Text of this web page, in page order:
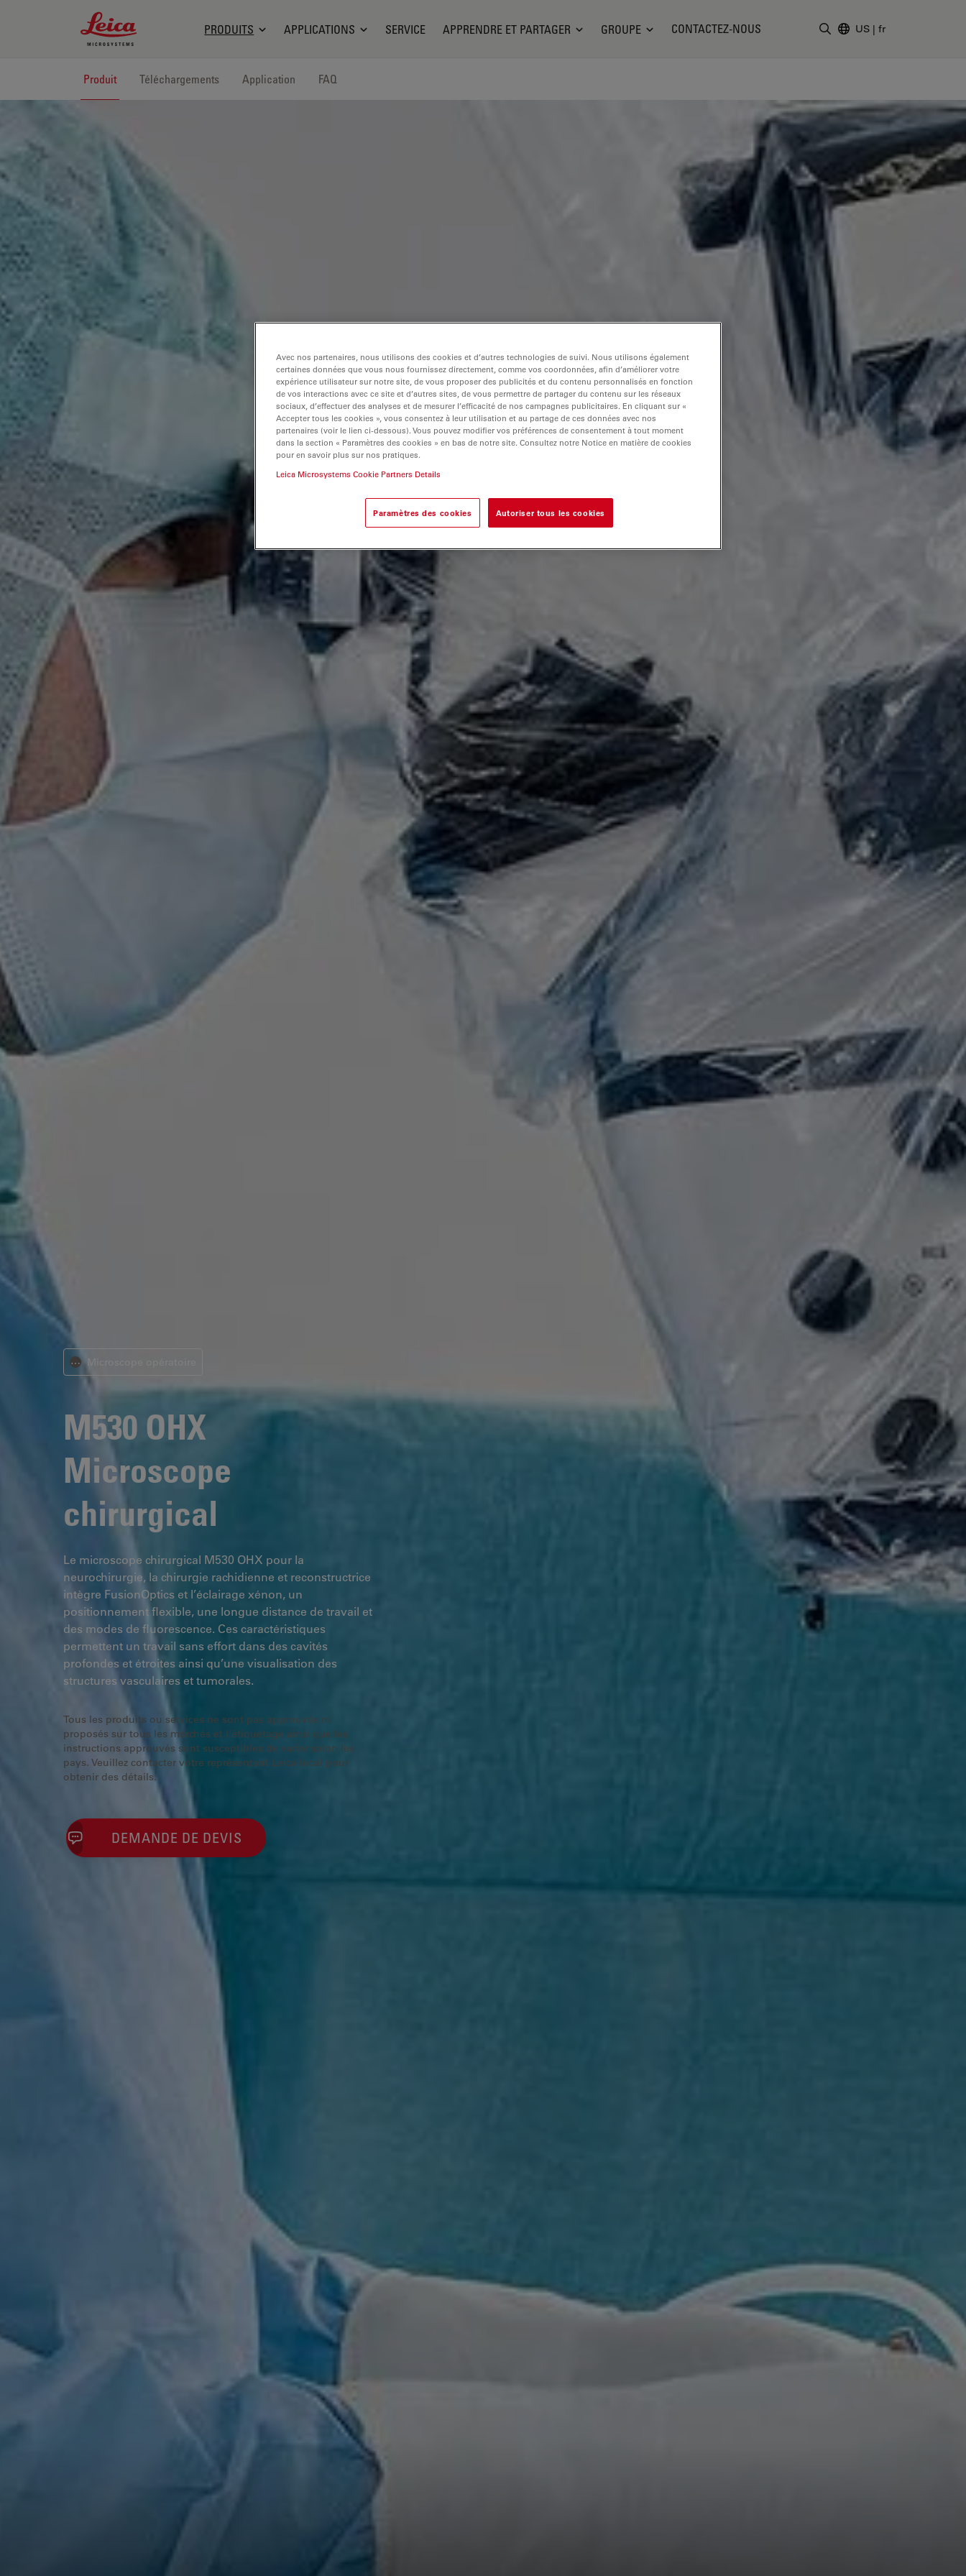
Leica Microsystems Logo
PRODUITS APPLICATIONS SERVICE APPRENDRE ET PARTAGER GROUPE CONTACTEZ-NOUS US | fr
Produit Téléchargements Application FAQ
⋯
M530 OHX
Microscope
chirurgical
Le microscope chirurgical M530 OHX pour la
neurochirurgie, la chirurgie rachidienne et reconstructrice
intègre FusionOptics et l’éclairage xénon, un
positionnement flexible, une longue distance de travail et
des modes de fluorescence. Ces caractéristiques
permettent un travail sans effort dans des cavités
profondes et étroites ainsi qu’une visualisation des
structures vasculaires et tumorales.
Tous les produits ou services ne sont pas approuvés ni
proposés sur tous les marchés et l'étiquetage ainsi que les
instructions approuvés sont susceptibles de varier selon les
pays. Veuillez contacter votre représentant Leica local pour
obtenir des détails.
DEMANDE DE DEVIS
Avec nos partenaires, nous utilisons des cookies et d’autres technologies de suivi. Nous utilisons également
certaines données que vous nous fournissez directement, comme vos coordonnées, afin d’améliorer votre
expérience utilisateur sur notre site, de vous proposer des publicités et du contenu personnalisés en fonction
de vos interactions avec ce site et d’autres sites, de vous permettre de partager du contenu sur les réseaux
sociaux, d’effectuer des analyses et de mesurer l’efficacité de nos campagnes publicitaires. En cliquant sur «
Accepter tous les cookies », vous consentez à leur utilisation et au partage de ces données avec nos
partenaires (voir le lien ci-dessous). Vous pouvez modifier vos préférences de consentement à tout moment
dans la section « Paramètres des cookies » en bas de notre site. Consultez notre Notice en matière de cookies
pour en savoir plus sur nos pratiques.
Leica Microsystems Cookie Partners Details
Paramètres des cookies Autoriser tous les cookies